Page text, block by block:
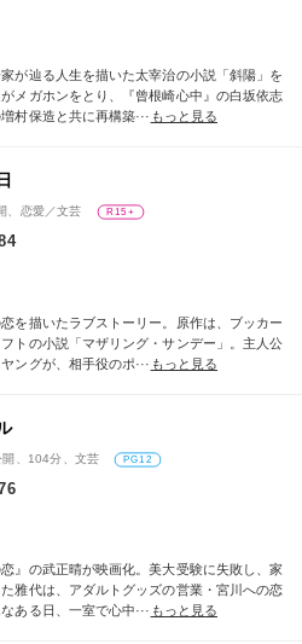
が辿る人生を描いた太宰治の小説「斜陽」を
メガホンをとり、『曾根崎心中』の白坂依志
村保造と共に再構築··· もっと見る
、恋愛／文芸 R15+
を描いたラブストーリー。原作は、ブッカー
トの小説「マザリング・サンデー」。主人公
ングが、相手役のポ··· もっと見る
、104分、文芸 PG12
』の武正晴が映画化。美大受験に失敗し、家
雅代は、アダルトグッズの営業・宮川への恋
ある日、一室で心中··· もっと見る